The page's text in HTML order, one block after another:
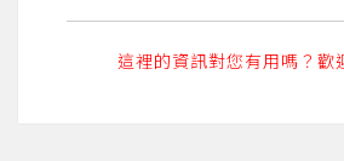
這裡的資訊對您有用嗎？歡